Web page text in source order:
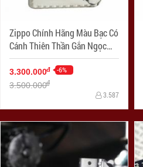
Zippo Chính Hãng Màu Bạc Có
Cánh Thiên Thần Gắn Ngọc
Xanh Bên
3.300.000đ -6%
3.500.000đ
3.587